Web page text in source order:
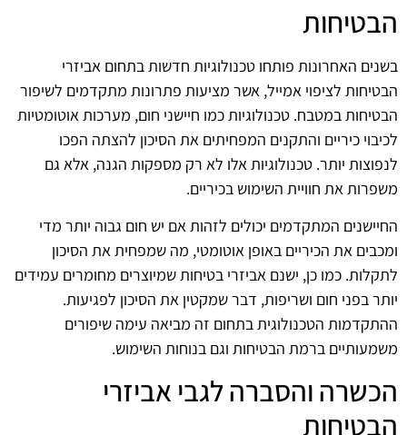
הבטיחות
בשנים האחרונות פותחו טכנולוגיות חדשות בתחום אביזרי
הבטיחות לציפוי אמייל, אשר מציעות פתרונות מתקדמים לשיפור
הבטיחות במטבח. טכנולוגיות כמו חיישני חום, מערכות אוטומטיות
לכיבוי כיריים והתקנים המפחיתים את הסיכון להצתה הפכו
לנפוצות יותר. טכנולוגיות אלו לא רק מספקות הגנה, אלא גם
משפרות את חוויית השימוש בכיריים.
החיישנים המתקדמים יכולים לזהות אם יש חום גבוה יותר מדי
ומכבים את הכיריים באופן אוטומטי, מה שמפחית את הסיכון
לתקלות. כמו כן, ישנם אביזרי בטיחות שמיוצרים מחומרים עמידים
יותר בפני חום ושריפות, דבר שמקטין את הסיכון לפגיעות.
ההתקדמות הטכנולוגית בתחום זה מביאה עימה שיפורים
משמעותיים ברמת הבטיחות וגם בנוחות השימוש.
הכשרה והסברה לגבי אביזרי
הבטיחות